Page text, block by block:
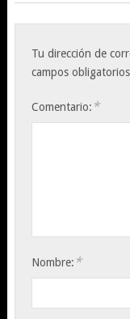
Tu dirección de
campos
Comentario: *
Nombre: *